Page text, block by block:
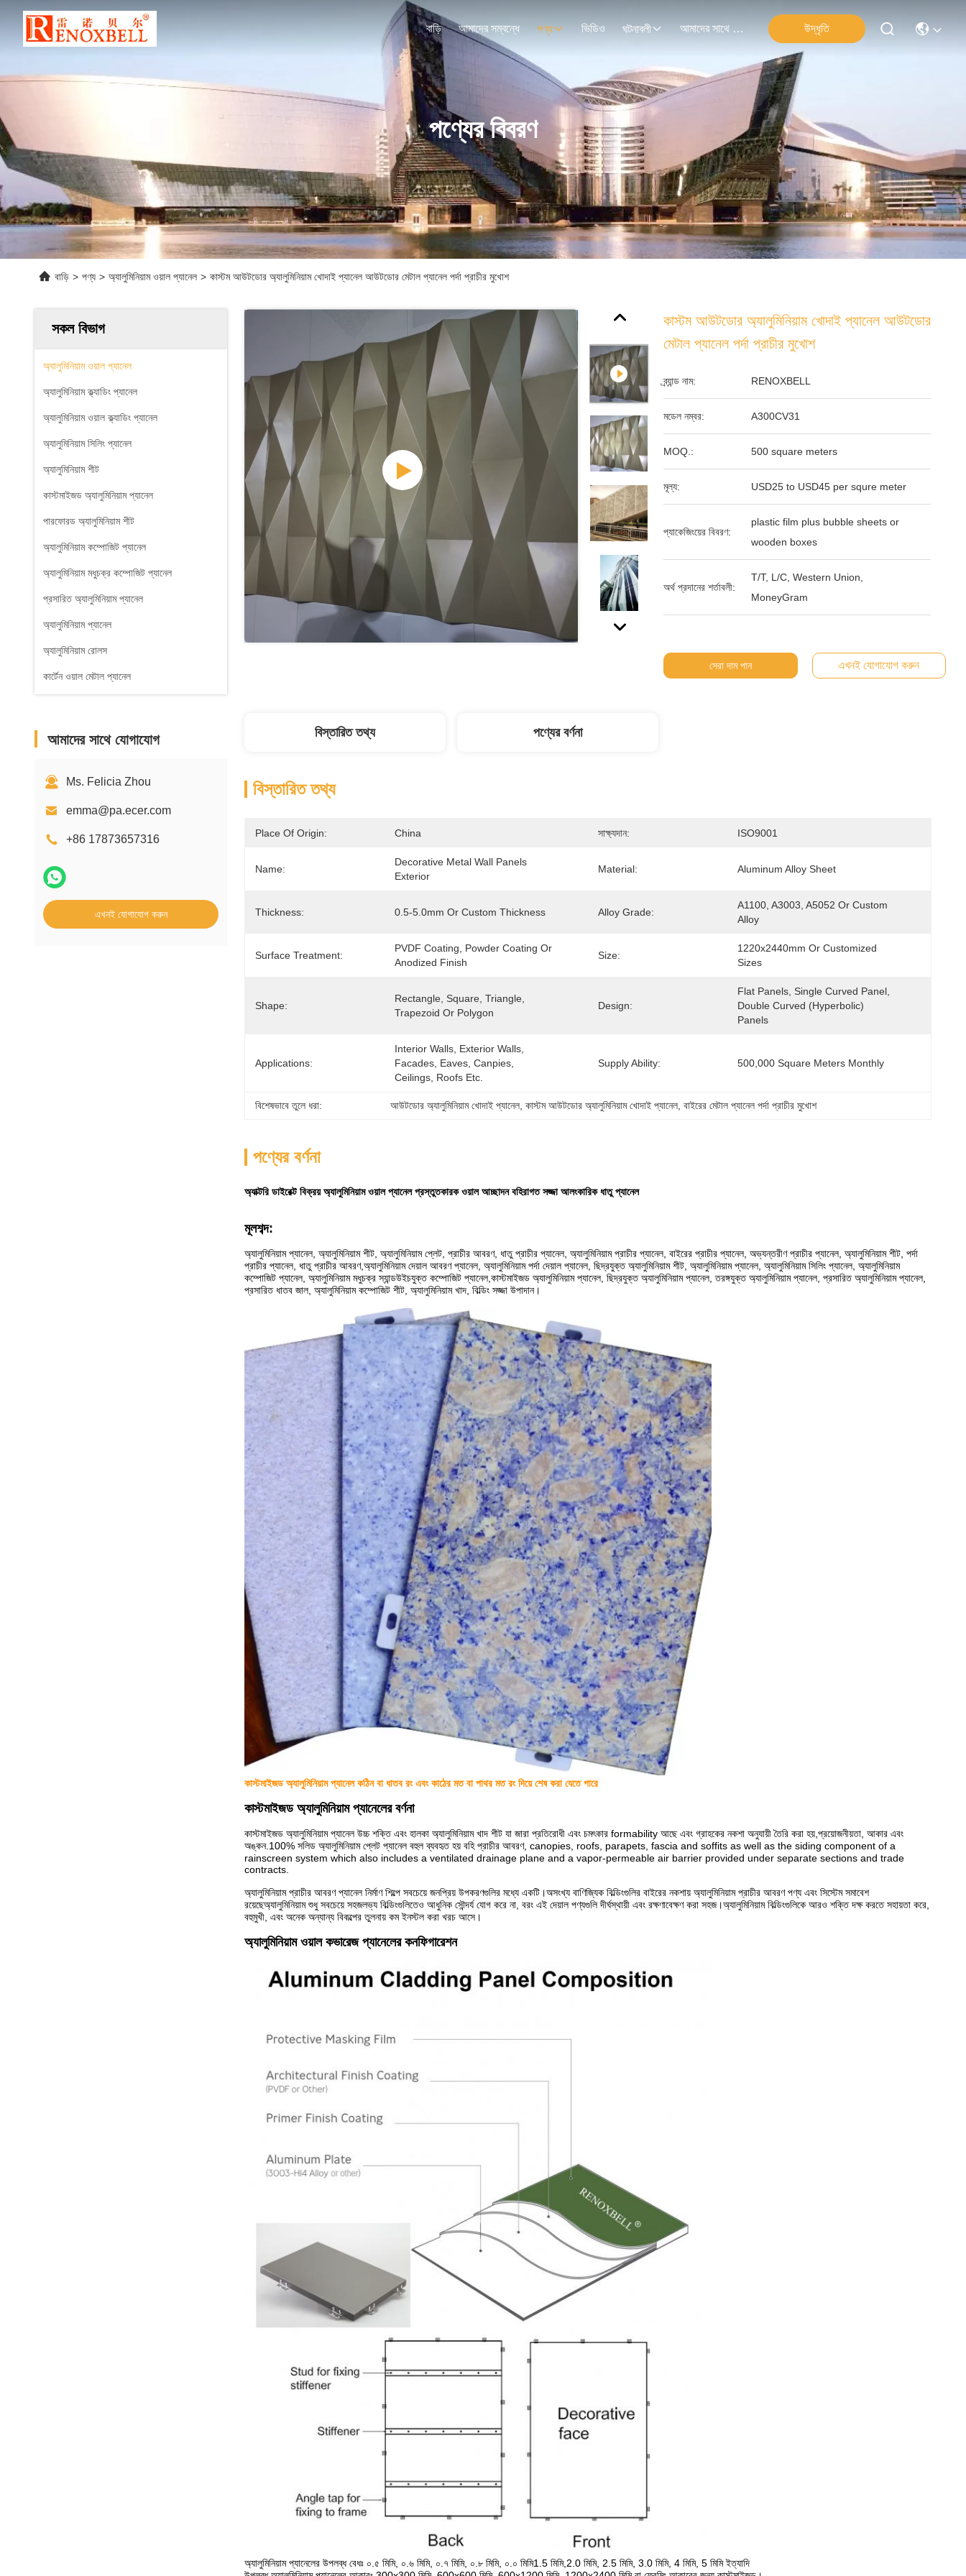
বাড়ি আমাদের সম্বন্ধে পণ্য ভিডিও ঘটনাবলী আমাদের সাথে যোগাযোগ উদ্ধৃতি
পণ্যের বিবরণ
বাড়ি > পণ্য > অ্যালুমিনিয়াম ওয়াল প্যানেল > কাস্টম আউটডোর অ্যালুমিনিয়াম খোদাই প্যানেল আউটডোর মেটাল প্যানেল পর্দা প্রাচীর মুখোশ
সকল বিভাগ
অ্যালুমিনিয়াম ওয়াল প্যানেল
অ্যালুমিনিয়াম ক্ল্যাডিং প্যানেল
অ্যালুমিনিয়াম ওয়াল ক্ল্যাডিং প্যানেল
অ্যালুমিনিয়াম সিলিং প্যানেল
অ্যালুমিনিয়াম শীট
কাস্টমাইজড অ্যালুমিনিয়াম প্যানেল
পারফোরড অ্যালুমিনিয়াম শীট
অ্যালুমিনিয়াম কম্পোজিট প্যানেল
অ্যালুমিনিয়াম মধুচক্র কম্পোজিট প্যানেল
প্রসারিত অ্যালুমিনিয়াম প্যানেল
অ্যালুমিনিয়াম প্যানেল
অ্যালুমিনিয়াম রোলস
কার্টেন ওয়াল মেটাল প্যানেল
আমাদের সাথে যোগাযোগ
Ms. Felicia Zhou
emma@pa.ecer.com
+86 17873657316
এখনই যোগাযোগ করুন
কাস্টম আউটডোর অ্যালুমিনিয়াম খোদাই প্যানেল আউটডোর
মেটাল প্যানেল পর্দা প্রাচীর মুখোশ
ব্র্যান্ড নাম: RENOXBELL
মডেল নম্বর: A300CV31
MOQ.: 500 square meters
মূল্য: USD25 to USD45 per squre meter
প্যাকেজিংয়ের বিবরণ:
plastic film plus bubble sheets or
wooden boxes
অর্থ প্রদানের শর্তাবলী:
T/T, L/C, Western Union,
MoneyGram
সেরা দাম পান এখনই যোগাযোগ করুন
বিস্তারিত তথ্য পণ্যের বর্ণনা
বিস্তারিত তথ্য
Place Of Origin: China সাক্ষ্যদান: ISO9001
Name:
Decorative Metal Wall Panels
Exterior
Material: Aluminum Alloy Sheet
Thickness: 0.5-5.0mm Or Custom Thickness Alloy Grade:
A1100, A3003, A5052 Or Custom
Alloy
Surface Treatment:
PVDF Coating, Powder Coating Or
Anodized Finish
Size:
1220x2440mm Or Customized
Sizes
Shape:
Rectangle, Square, Triangle,
Trapezoid Or Polygon
Design:
Flat Panels, Single Curved Panel,
Double Curved (hyperbolic)
Panels
Applications:
Interior Walls, Exterior Walls,
Facades, Eaves, Canpies,
Ceilings, Roofs Etc.
Supply Ability: 500,000 Square Meters Monthly
বিশেষভাবে তুলে ধরা: আউটডোর অ্যালুমিনিয়াম খোদাই প্যানেল , কাস্টম আউটডোর অ্যালুমিনিয়াম খোদাই প্যানেল , বাইরের মেটাল প্যানেল পর্দা প্রাচীর মুখোশ
পণ্যের বর্ণনা
অ্যাক্টরি ডাইরেক্ট বিক্রয় অ্যালুমিনিয়াম ওয়াল প্যানেল প্রস্তুতকারক ওয়াল আচ্ছাদন বহিরাগত সজ্জা আলংকারিক ধাতু প্যানেল
মূলশব্দ:
অ্যালুমিনিয়াম প্যানেল, অ্যালুমিনিয়াম শীট, অ্যালুমিনিয়াম প্লেট, প্রাচীর আবরণ, ধাতু প্রাচীর প্যানেল, অ্যালুমিনিয়াম প্রাচীর প্যানেল, বাইরের প্রাচীর প্যানেল, অভ্যন্তরীণ প্রাচীর প্যানেল, অ্যালুমিনিয়াম শীট, পর্দা
প্রাচীর প্যানেল, ধাতু প্রাচীর আবরণ,অ্যালুমিনিয়াম দেয়াল আবরণ প্যানেল, অ্যালুমিনিয়াম পর্দা দেয়াল প্যানেল, ছিদ্রযুক্ত অ্যালুমিনিয়াম শীট, অ্যালুমিনিয়াম প্যানেল, অ্যালুমিনিয়াম সিলিং প্যানেল, অ্যালুমিনিয়াম
কম্পোজিট প্যানেল, অ্যালুমিনিয়াম মধুচক্র স্যান্ডউইচযুক্ত কম্পোজিট প্যানেল,কাস্টমাইজড অ্যালুমিনিয়াম প্যানেল, ছিদ্রযুক্ত অ্যালুমিনিয়াম প্যানেল, তরঙ্গযুক্ত অ্যালুমিনিয়াম প্যানেল, প্রসারিত অ্যালুমিনিয়াম প্যানেল,
প্রসারিত ধাতব জাল, অ্যালুমিনিয়াম কম্পোজিট শীট, অ্যালুমিনিয়াম খাদ, বিল্ডিং সজ্জা উপাদান।
কাস্টমাইজড অ্যালুমিনিয়াম প্যানেল কঠিন বা ধাতব রং এবং কাঠের মত বা পাথর মত রং দিয়ে শেষ করা যেতে পারে
কাস্টমাইজড অ্যালুমিনিয়াম প্যানেলের বর্ণনা
কাস্টমাইজড অ্যালুমিনিয়াম প্যানেল উচ্চ শক্তি এবং হালকা অ্যালুমিনিয়াম খাদ শীট যা জারা প্রতিরোধী এবং চমৎকার formability আছে এবং গ্রাহকের নকশা অনুযায়ী তৈরি করা হয়,প্রয়োজনীয়তা, আকার এবং
অঙ্কন.100% সলিড অ্যালুমিনিয়াম প্লেট প্যানেল বহুল ব্যবহৃত হয় বহি প্রাচীর আবরণ, canopies, roofs, parapets, fascia and soffits as well as the siding component of a
rainscreen system which also includes a ventilated drainage plane and a vapor-permeable air barrier provided under separate sections and trade
contracts.
অ্যালুমিনিয়াম প্রাচীর আবরণ প্যানেল নির্মাণ শিল্পে সবচেয়ে জনপ্রিয় উপকরণগুলির মধ্যে একটি।অসংখ্য বাণিজ্যিক বিল্ডিংগুলির বাইরের নকশায় অ্যালুমিনিয়াম প্রাচীর আবরণ পণ্য এবং সিস্টেম সমাবেশ
রয়েছেঅ্যালুমিনিয়াম শুধু সবচেয়ে সহজলভ্য বিল্ডিংগুলিতেও আধুনিক সৌন্দর্য যোগ করে না, বরং এই দেয়াল পণ্যগুলি দীর্ঘস্থায়ী এবং রক্ষণাবেক্ষণ করা সহজ।অ্যালুমিনিয়াম বিল্ডিংগুলিকে আরও শক্তি দক্ষ করতে সহায়তা করে,
বহুমুখী, এবং অনেক অন্যান্য বিকল্পের তুলনায় কম ইনস্টল করা খরচ আসে।
অ্যালুমিনিয়াম ওয়াল কভারেজ প্যানেলের কনফিগারেশন
অ্যালুমিনিয়াম প্যানেলের উপলব্ধ বেধঃ ০.৫ মিমি, ০.৬ মিমি, ০.৭ মিমি, ০.৮ মিমি, ০.০ মিমি1.5 মিমি,2.0 মিমি, 2.5 মিমি, 3.0 মিমি, 4 মিমি, 5 মিমি ইত্যাদি